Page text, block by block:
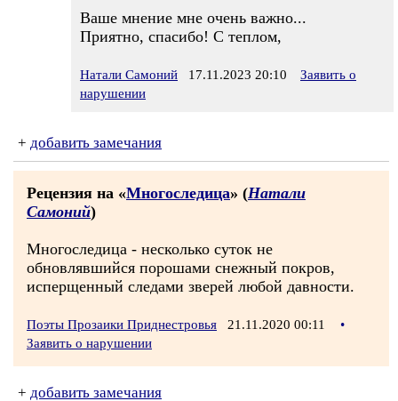
Ваше мнение мне очень важно...
Приятно, спасибо! С теплом,
Натали Самоний 17.11.2023 20:10
Заявить о
нарушении
+ добавить замечания
Рецензия на «Многоследица» (Натали
Самоний)
Многоследица - несколько суток не
обновлявшийся порошами снежный покров,
исперщенный следами зверей любой давности.
Поэты Прозаики Приднестровья 21.11.2020 00:11
•
Заявить о нарушении
+ добавить замечания